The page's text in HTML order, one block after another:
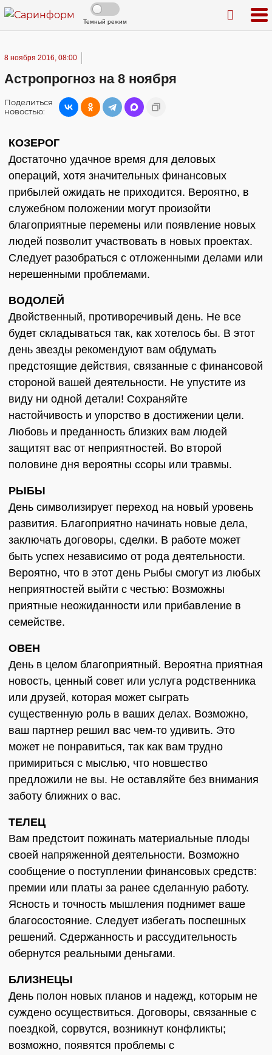
Темный режим
8 ноября 2016, 08:00
Астропрогноз на 8 ноября
Поделиться
новостью:
КОЗЕРОГ
Достаточно удачное время для деловых
операций, хотя значительных финансовых
прибылей ожидать не приходится. Вероятно, в
служебном положении могут произойти
благоприятные перемены или появление новых
людей позволит участвовать в новых проектах.
Следует разобраться с отложенными делами или
нерешенными проблемами.
ВОДОЛЕЙ
Двойственный, противоречивый день. Не все
будет складываться так, как хотелось бы. В этот
день звезды рекомендуют вам обдумать
предстоящие действия, связанные с финансовой
стороной вашей деятельности. Не упустите из
виду ни одной детали! Сохраняйте
настойчивость и упорство в достижении цели.
Любовь и преданность близких вам людей
защитят вас от неприятностей. Во второй
половине дня вероятны ссоры или травмы.
РЫБЫ
День символизирует переход на новый уровень
развития. Благоприятно начинать новые дела,
заключать договоры, сделки. В работе может
быть успех независимо от рода деятельности.
Вероятно, что в этот день Рыбы смогут из любых
неприятностей выйти с честью: Возможны
приятные неожиданности или прибавление в
семействе.
ОВЕН
День в целом благоприятный. Вероятна приятная
новость, ценный совет или услуга родственника
или друзей, которая может сыграть
существенную роль в ваших делах. Возможно,
ваш партнер решил вас чем-то удивить. Это
может не понравиться, так как вам трудно
примириться с мыслью, что новшество
предложили не вы. Не оставляйте без внимания
заботу ближних о вас.
ТЕЛЕЦ
Вам предстоит пожинать материальные плоды
своей напряженной деятельности. Возможно
сообщение о поступлении финансовых средств:
премии или платы за ранее сделанную работу.
Ясность и точность мышления поднимет ваше
благосостояние. Следует избегать поспешных
решений. Сдержанность и рассудительность
обернутся реальными деньгами.
БЛИЗНЕЦЫ
День полон новых планов и надежд, которым не
суждено осуществиться. Договоры, связанные с
поездкой, сорвутся, возникнут конфликты;
возможно, появятся проблемы с